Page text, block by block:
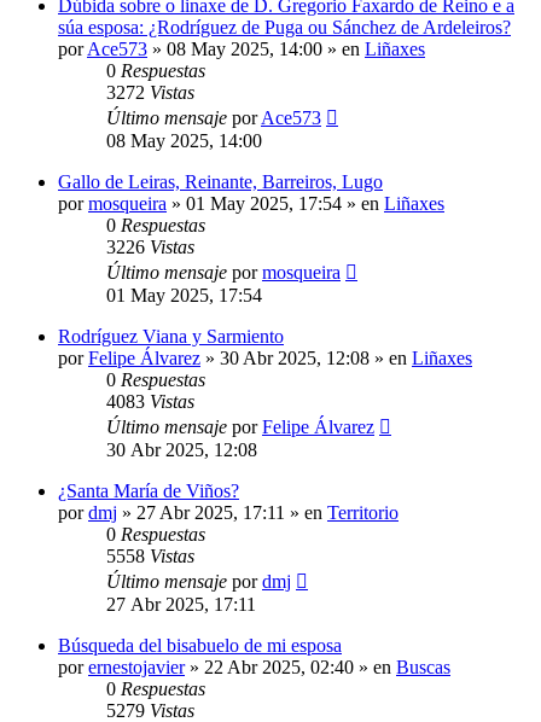
Dúbida sobre o linaxe de D. Gregorio Faxardo de Reino e a
súa esposa: ¿Rodríguez de Puga ou Sánchez de Ardeleiros?
porAce573 » 08 May 2025, 14:00 » en Liñaxes
0 Respuestas
3272 Vistas
Último mensaje porAce573
08 May 2025, 14:00
Gallo de Leiras, Reinante, Barreiros, Lugo
pormosqueira » 01 May 2025, 17:54 » en Liñaxes
0 Respuestas
3226 Vistas
Último mensaje pormosqueira
01 May 2025, 17:54
Rodríguez Viana y Sarmiento
porFelipe Álvarez » 30 Abr 2025, 12:08 » en Liñaxes
0 Respuestas
4083 Vistas
Último mensaje porFelipe Álvarez
30 Abr 2025, 12:08
¿Santa María de Viños?
pordmj » 27 Abr 2025, 17:11 » en Territorio
0 Respuestas
5558 Vistas
Último mensaje pordmj
27 Abr 2025, 17:11
Búsqueda del bisabuelo de mi esposa
porernestojavier» 22 Abr 2025, 02:40 » en Buscas
0 Respuestas
5279 Vistas